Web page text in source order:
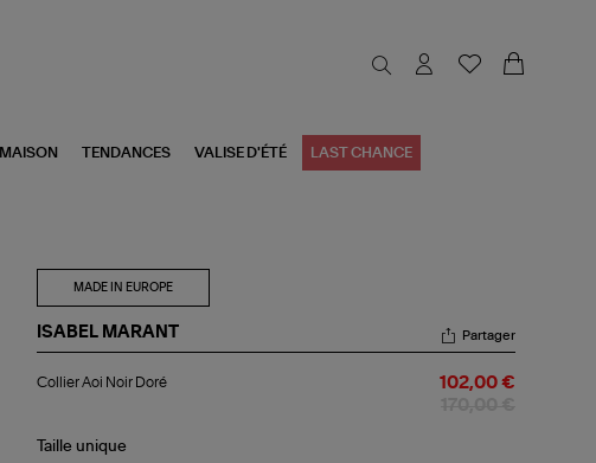
MAISON TENDANCES VALISE D'ÉTÉ LAST CHANCE
MADE IN EUROPE
ISABEL MARANT
Aoi
Partager
Collier Aoi Noir Doré 102,00 €
Taille unique